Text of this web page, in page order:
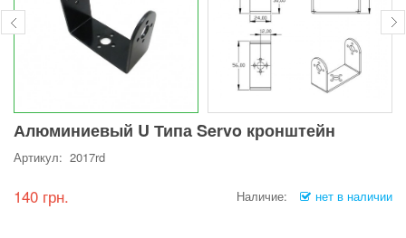
Алюминиевый U Типа Servo кронштейн
Артикул: 2017rd
140 грн. Наличие: нет в наличии